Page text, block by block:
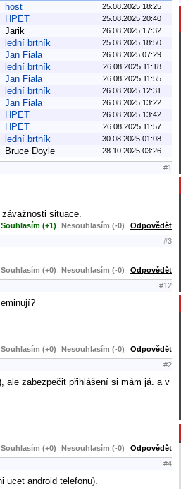
host 25.08.2025 18:25
HPET 25.08.2025 20:40
Jarik 26.08.2025 17:32
lední brtník 25.08.2025 18:50
Jan Fiala 26.08.2025 07:29
lední brtník 26.08.2025 11:18
Jan Fiala 26.08.2025 11:55
lední brtník 26.08.2025 12:31
Jan Fiala 26.08.2025 13:22
HPET 26.08.2025 13:42
HPET 26.08.2025 11:57
lední brtník 30.08.2025 01:08
Bruce Doyle 28.10.2025 03:26
#1
situace.
Souhlasím (+1) Nesouhlasím (-0) Odpovědět
#3
Souhlasím (+0) Nesouhlasím (-0) Odpovědět
#12
Souhlasím (+0) Nesouhlasím (-0) Odpovědět
#2
ale zabezpečit přihlášení si mám já. a v
Souhlasím (+0) Nesouhlasím (-0) Odpovědět
#4
android telefonu).